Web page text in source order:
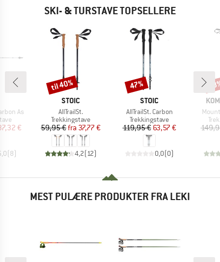
SKI- & TURSTAVE TOPSELLERE
As
pris
€
(8)
MÆRKE
STOIC
Artikel
AllTrailSt.
Produktgruppe
Trekkingstave
Pris
59,95 € Nedsat pris
fra 37,77 €
4,2( 12)
Rabat
til 40%
MÆRKE
STOIC
Artikel
AllTrailSt. Carbon
Produktgruppe
Trekkingstave
Pris
119,95 €Nedsat pris
63,57 €
0,0(0)
Rabat
47%
Artikel
MEST PULÆRE PRODUKTER FRA LEKI